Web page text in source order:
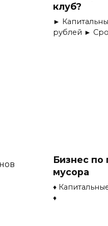
клуб?
►
рублей ►
Бизнес по
мусора
♦
♦